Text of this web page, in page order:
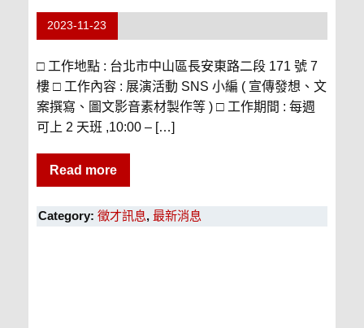
2023-11-23
□ 工作地點 : 台北市中山區長安東路二段 171 號 7
樓 □ 工作內容 : 展演活動 SNS 小編 ( 宣傳發想、文
案撰寫、圖文影音素材製作等 ) □ 工作期間 : 每週
可上 2 天班 ,10:00 – […]
Read more
Category: 徵才訊息, 最新消息